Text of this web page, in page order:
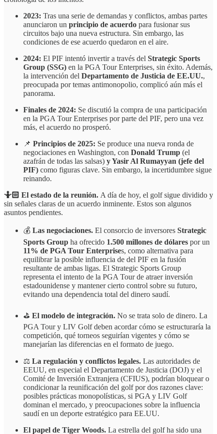
2023: Tras una serie de demandas y conflictos, ambas partes
anunciaron un principio de acuerdo para fusionar sus
circuitos bajo una nueva estructura. Sin embargo, las
condiciones de ese acuerdo quedaron en el aire.
2024: El PIF intentó invertir a través del Strategic Sports
Group (SSG) en la PGA Tour Enterprises, sin éxito. Además,
la intervención del Departamento de Justicia de EE.UU.,
preocupada por temas antimonopolio, complicó aún más el
panorama.
Finales de 2024: Se discutió la compra de una participación
en la PGA Tour Enterprises por parte del PIF, pero una vez
más, el acuerdo no prosperó.
📌 Principios de 2025: Se produce una nueva ronda de
negociaciones en Washington, con Donald Trump (el
azafrán de todas las salsas) y Yasir Al Rumayyan (jefe del
PIF) como figuras clave. Sin embargo, la incertidumbre sigue
reinando.
🤷🏻 El estado de la reunión. A día de hoy, el golf sigue dividido y
sin señales claras de un acuerdo inminente. Estos son algunos
asuntos pendientes.
💰 Las negociaciones. El consorcio de inversores Strategic
Sports Group ha ofrecido 1.500 millones de dólares por un
11% de PGA Tour Enterprises, como alternativa para
equilibrar la posible influencia de del PIF en la fusión
resultante de ambas ligas. El Strategic Sports Group
representa el intento de la PGA Tour de atraer inversión
estadounidense y mantener cierto control sobre su futuro,
evitando una dependencia total del dinero saudí.
⛳ El modelo de integración. No se trata solo de dinero. La
PGA Tour y LIV Golf deben acordar cómo se estructuraría la
competición, qué torneos seguirían vigentes y cómo se
manejarían las diferencias en el formato de juego.
⚖️ La regulación y conflictos legales. Las autoridades de
EEUU, en especial el Departamento de Justicia (DOJ) y el
Comité de Inversión Extranjera (CFIUS), podrían bloquear o
condicionar la reunificación del golf por dos razones clave:
posibles prácticas monopolísticas, si PGA y LIV Golf
dominan el mercado, y preocupaciones sobre la influencia
saudí en un deporte estratégico para EE.UU.
El papel de Tiger Woods. La estrella del golf ha sido una